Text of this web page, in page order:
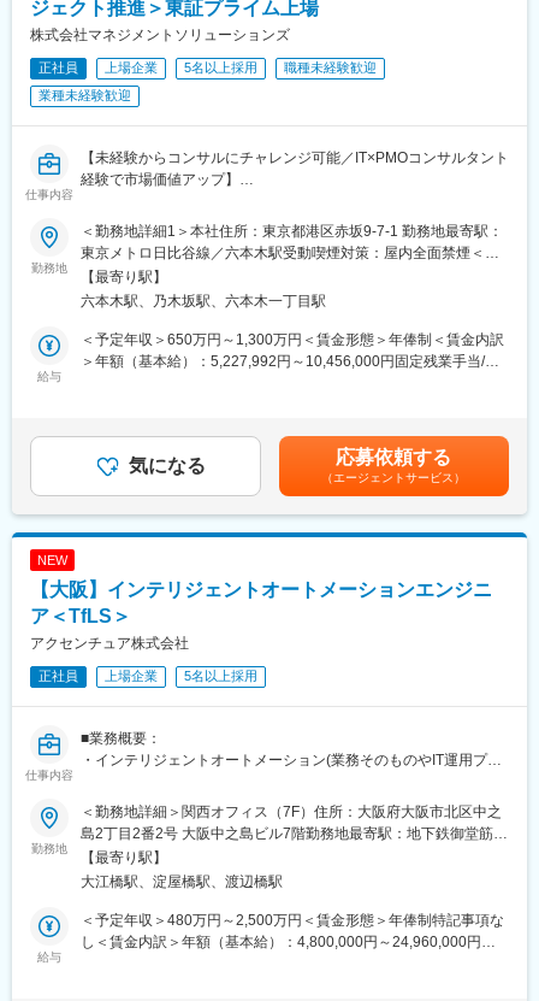
島南方駅、大阪難波駅、天王寺駅、大阪ビジネスパーク駅、大江
橋駅、西大橋駅、四ツ橋駅、なかもず駅、丸太町駅(京都市営)、近
市駅、茅場町駅、内幸町駅、虎ノ門駅、田町駅(東京都)、竹橋駅、
中野富士見町駅、東日本橋駅、馬喰横山駅、四ツ谷駅、月島駅、
戸駅、西梅田駅、梅田駅(地下鉄)、なんば駅(南海線)、天王寺駅前
駅、大阪城北詰駅、長堀橋駅、百舌鳥八幡駅、大須観音駅
ジェクト推進＞東証プライム上場
株式会社マネジメントソリューションズ
正社員 上場企業 5名以上採用
職種未経験歓迎
業種未経験歓迎
仕事内容
【未経験からコンサルにチャレンジ可能／IT×PMOコンサルタント
経験で市場価値アップ】
任せします
◆顧客のプロジェクトを支援／PMOとして上流から実行まで支援
◆コンサルとして高い市場価値が身につく／研修制度充実環境
◆IT×PM推進×コンサルとしての思考力を元にキャリアアップが叶
います
◆えるぼしや健康経営優良法人2024取得、残業20時間程度リモー
ト有り
なプロジェクトを推進・成功に導くために価値提供いただきま
す。
前進させていただきます。
さらに、公的機関向けの公式文書や対外提出資料の作成・体裁整
備、根拠整理、レビュー対応など、正確性が求められるドキュメ
ンテーションにも携わっていただきます。
ョン力・推進力、PMBOKを基盤とした汎用性の高いプロジェクト
マネジメント能力を活かし、コンサル／事業会社／起業等問わず
■評価制度：
「個人の気づきと成長」「お互いに納得できる評価」「自社の成
長」を目指し、評価プロセスを運営。
・役職に対する果たすべき役割と期待値を基に、上長とすり合わ
せながら目標を設定
・パフォーマンス結果は第三者のメンバーがファクトベースで収
勤務地
＜勤務地詳細1＞本社住所：東京都港区赤坂9-7-1 勤務地最寄駅：
東京メトロ日比谷線／六本木駅受動喫煙対策：屋内全面禁煙＜勤
務地詳細2＞クライアント先常駐住所：東京23区内を中心に首都
圏近郊、関西、中部他 受動喫煙対策：屋内全面禁煙変更の範囲：
【最寄り駅】
六本木駅、乃木坂駅、六本木一丁目駅
給与
＜予定年収＞650万円～1,300万円＜賃金形態＞年俸制＜賃金内訳
＞年額（基本給）：5,227,992円～10,456,000円固定残業手当/
業手当＞有＜給与補足＞※当社給与規定により、経験・スキル等を
考慮した上で決定いたします。昇給・昇格は基本的に年1回（ご入
社月により変動）賃金はあくまでも目安の金額であり、選考を通
じて上下する可能性があります。月給(月額)は固定手当を含めた表
記です。
気になる 応募依頼する
（エージェントサービス）
NEW
【大阪】インテリジェントオートメーションエンジニ
ア＜TfLS＞
アクセンチュア株式会社
正社員 上場企業 5名以上採用
仕事内容
■業務概要：
・インテリジェントオートメーション(業務そのものやIT運用プロ
ントもしくはエンジニアとして様々な技術や弊社内のアセットツ
ール群（SynOpsやAiOpsを含む）を用いて変革を実現していただ
きます。
・最新テクノロジーを組合せ、End to End の業務をサポートする
システムを提案・開発し、効果創出までを担っていただきます。
・お客様へ弊社アセット群、ワークフロー、チャットボット、AI-
OCRやRPA導入など、業務効率化を実現する仕組みを短サイクル
で提案し実現するスプリント型の変革を推進していただきます。
勤務地
＜勤務地詳細＞関西オフィス（7F）住所：大阪府大阪市北区中之
島2丁目2番2号 大阪中之島ビル7階勤務地最寄駅：地下鉄御堂筋
線、京阪本線／淀屋橋駅受動喫煙対策：屋内全面禁煙変更の範
囲：会社の定める事業所
【最寄り駅】
大江橋駅、淀屋橋駅、渡辺橋駅
給与
＜予定年収＞480万円～2,500万円＜賃金形態＞年俸制特記事項な
し＜賃金内訳＞年額（基本給）：4,800,000円～24,960,000円＜